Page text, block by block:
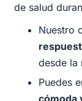
de salud
Nuestro
desde la
Puedes
cómoda